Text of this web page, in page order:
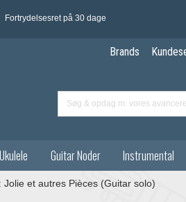
Fortrydelsesret på 30 dage
Brands
Ukulele Guitar Noder Instrumental
Jolie et autres Pièces (Guitar solo)